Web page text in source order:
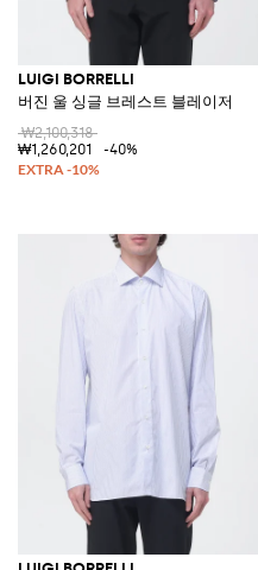
LUIGI BORRELLI
버진 울 싱글 브레스트 블레이저
₩2,100,318
₩1,260,201
-40%